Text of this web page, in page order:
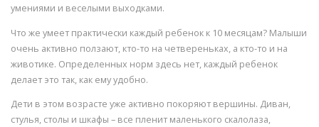
умениями и веселыми выходками.
Что же умеет практически каждый ребенок к 10 месяцам? Малыши
очень активно ползают, кто-то на четвереньках, а кто-то и на
животике. Определенных норм здесь нет, каждый ребенок
делает это так, как ему удобно.
Дети в этом возрасте уже активно покоряют вершины. Диван,
стулья, столы и шкафы – все пленит маленького скалолаза,